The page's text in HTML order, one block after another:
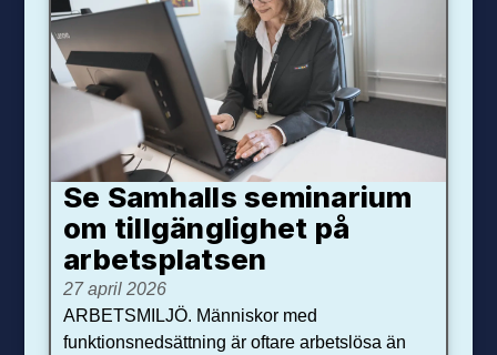
Se Samhalls seminarium
om tillgänglighet på
arbetsplatsen
27 april 2026
ARBETSMILJÖ. Människor med
funktionsnedsättning är oftare arbetslösa än